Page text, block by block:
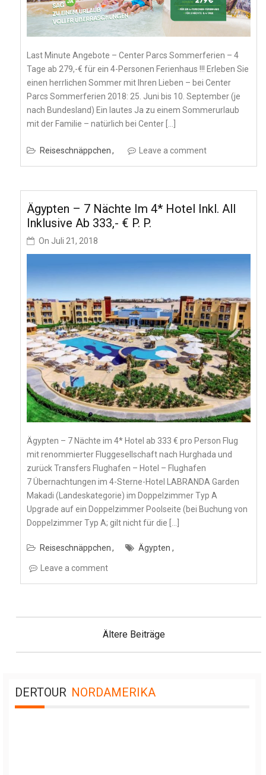
Last Minute Angebote – Center Parcs Sommerferien – 4
Tage ab 279,-€ für ein 4-Personen Ferienhaus !!! Erleben Sie
einen herrlichen Sommer mit Ihren Lieben – bei Center
Parcs Sommerferien 2018: 25. Juni bis 10. September (je
nach Bundesland) Ein lautes Ja zu einem Sommerurlaub
mit der Familie – natürlich bei Center […]
Reiseschnäppchen Leave a comment
Ägypten – 7 Nächte Im 4* Hotel Inkl. All
Inklusive Ab 333,- € P. P.
On Juli 21, 2018
Ägypten – 7 Nächte im 4* Hotel ab 333 € pro Person Flug
mit renommierter Fluggesellschaft nach Hurghada und
zurück Transfers Flughafen – Hotel – Flughafen
7 Übernachtungen im 4-Sterne-Hotel LABRANDA Garden
Makadi (Landeskategorie) im Doppelzimmer Typ A
Upgrade auf ein Doppelzimmer Poolseite (bei Buchung von
Doppelzimmer Typ A; gilt nicht für die […]
Reiseschnäppchen Ägypten
Leave a comment
Beitragsnavigation
Ältere Beiträge
DERTOUR NORDAMERIKA